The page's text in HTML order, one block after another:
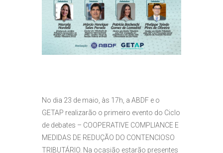
No dia 23 de maio, às 17h, a ABDF e o
GETAP realizarão o primeiro evento do Ciclo
de debates – COOPERATIVE COMPLIANCE E
MEDIDAS DE REDUÇÃO DO CONTENCIOSO
TRIBUTÁRIO. Na ocasião estarão presentes